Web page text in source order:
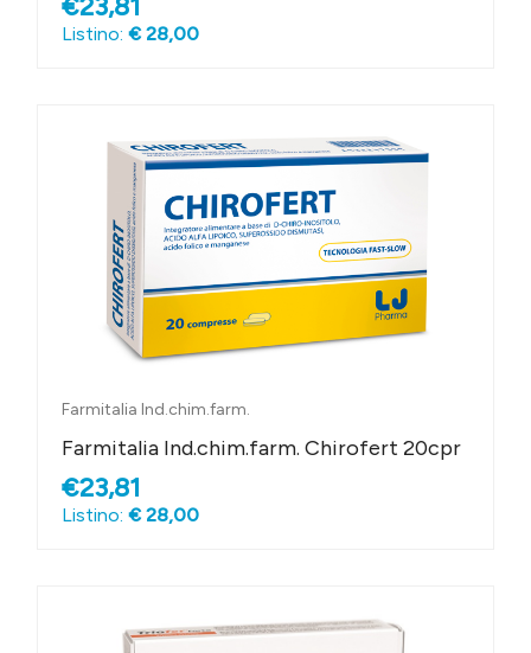
€23,81
Listino: € 28,00
Farmitalia Ind.chim.farm.
Farmitalia Ind.chim.farm. Chirofert 20cpr
€23,81
Listino: € 28,00